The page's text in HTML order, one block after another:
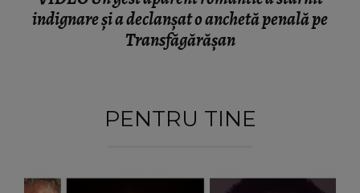
indignare și a declanșat o anchetă penală pe
Transfăgărășan
PENTRU TINE